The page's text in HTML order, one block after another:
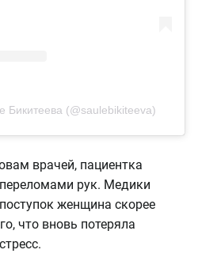
Бикитеева (@saulebikiteeva)
врачей, пациентка
рук. Медики
женщина скорее
что вновь потеряла